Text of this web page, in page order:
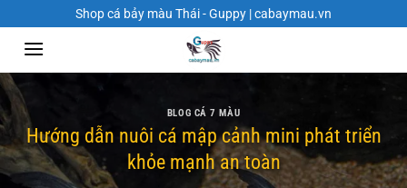
đến
dung
Shop cá bảy màu Thái - Guppy | cabaymau.vn
BLOG CÁ 7 MÀU
Hướng dẫn nuôi cá mập cảnh mini phát triển
khỏe mạnh an toàn